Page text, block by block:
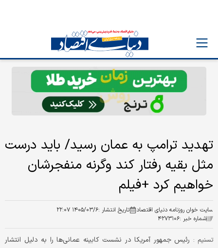
تهدید ترامپ به عمان رسید/ باید درست
مثل بقیه رفتار کند وگرنه منفجرشان
خواهیم کرد +فیلم
سایت خوان روزنامه دنیای اقتصاد تاریخ انتشار :۱۴۰۵/۰۳/۶ ۲۲:۰۷
شماره خبر :۴۲۷۳۱۰۶
تسنیم : رئیس جمهور آمریکا در نشست کابینه عمانی‌ها را به دلیل انتشار